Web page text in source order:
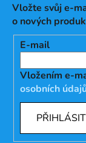
Vložte svůj e-
o nových
E-mail
Vložením e-
osobních